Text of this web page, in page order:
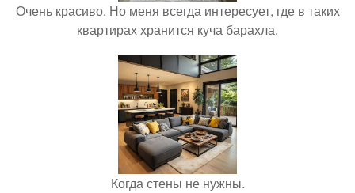
Очень красиво. Но меня всегда интересует, где в таких
квартирах хранится куча барахла.
Когда стены не нужны.